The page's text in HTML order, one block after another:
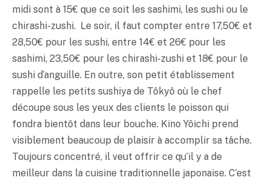
midi sont à 15€ que ce soit les sashimi, les sushi ou le
chirashi-zushi. Le soir, il faut compter entre 17,50€ et
28,50€ pour les sushi, entre 14€ et 26€ pour les
sashimi, 23,50€ pour les chirashi-zushi et 18€ pour le
sushi d’anguille. En outre, son petit établissement
rappelle les petits sushiya de Tôkyô où le chef
découpe sous les yeux des clients le poisson qui
fondra bientôt dans leur bouche. Kino Yôichi prend
visiblement beaucoup de plaisir à accomplir sa tâche.
Toujours concentré, il veut offrir ce qu’il y a de
meilleur dans la cuisine traditionnelle japonaise. C’est